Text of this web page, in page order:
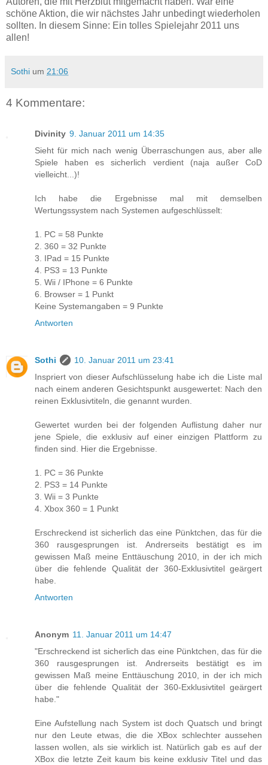
schöne Aktion, die wir nächstes Jahr unbedingt wiederholen
sollten. In diesem Sinne: Ein tolles Spielejahr 2011 uns
allen!
Sothi um 21:06
4 Kommentare:
Divinity 9. Januar 2011 um 14:35
Sieht für mich nach wenig Überraschungen aus, aber alle
Spiele haben es sicherlich verdient (naja außer CoD
vielleicht...)!
Ich habe die Ergebnisse mal mit demselben
Wertungssystem nach Systemen aufgeschlüsselt:
1. PC = 58 Punkte
2. 360 = 32 Punkte
3. IPad = 15 Punkte
4. PS3 = 13 Punkte
5. Wii / IPhone = 6 Punkte
6. Browser = 1 Punkt
Keine Systemangaben = 9 Punkte
Antworten
Sothi
10. Januar 2011 um 23:41
Inspriert von dieser Aufschlüsselung habe ich die Liste mal
nach einem anderen Gesichtspunkt ausgewertet: Nach den
reinen Exklusivtiteln, die genannt wurden.
Gewertet wurden bei der folgenden Auflistung daher nur
jene Spiele, die exklusiv auf einer einzigen Plattform zu
finden sind. Hier die Ergebnisse.
1. PC = 36 Punkte
2. PS3 = 14 Punkte
3. Wii = 3 Punkte
4. Xbox 360 = 1 Punkt
Erschreckend ist sicherlich das eine Pünktchen, das für die
360 rausgesprungen ist. Andrerseits bestätigt es im
gewissen Maß meine Enttäuschung 2010, in der ich mich
über die fehlende Qualität der 360-Exklusivtitel geärgert
habe.
Antworten
Anonym 11. Januar 2011 um 14:47
"Erschreckend ist sicherlich das eine Pünktchen, das für die
360 rausgesprungen ist. Andrerseits bestätigt es im
gewissen Maß meine Enttäuschung 2010, in der ich mich
über die fehlende Qualität der 360-Exklusivtitel geärgert
habe."
Eine Aufstellung nach System ist doch Quatsch und bringt
nur den Leute etwas, die die XBox schlechter aussehen
lassen wollen, als sie wirklich ist. Natürlich gab es auf der
XBox die letzte Zeit kaum bis keine exklusiv Titel und das